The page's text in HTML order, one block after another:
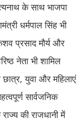
के साथ भाजपा
धर्मपाल सिंह भी
प्रसाद मौर्य और
नेता भी शामिल
छात्र, युवा और महिलाएं
सार्वजनिक
की राजधानी में